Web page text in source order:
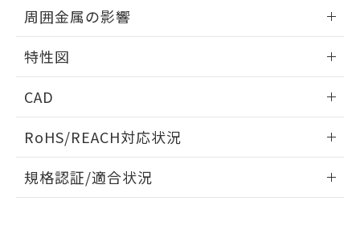
相互干渉
A: 120mm以上、B: 100mm以上
周囲金属の影響
周囲金属の影響
特性図
検出物体の大きさと材質による影響
CAD
ドすることができます。
ログイン/会員登録
RoHS/REACH対応状況
EU RoHS 注意事項・凡例
規格認証/適合状況
物質の対応では、対応完了までの期間は出
荷製品に未対応品が混在することから備考
欄に対応日を記載しておりました。
既に当社にて対応品への在庫切替を完了
していることから、特段のことがない限